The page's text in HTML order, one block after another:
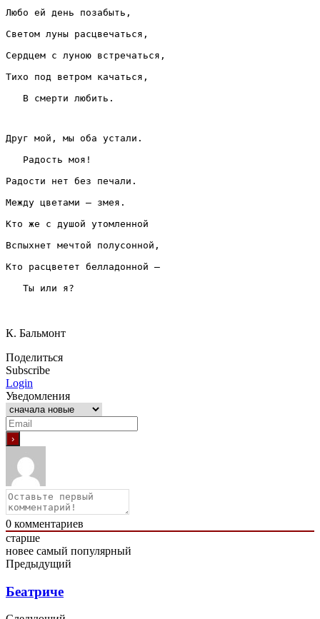
Любо ей день позабыть,
Светом луны расцвечаться,
Сердцем с луною встречаться,
Тихо под ветром качаться,
   В смерти любить.
Друг мой, мы оба устали.
   Радость моя!
Радости нет без печали.
Между цветами — змея.
Кто же с душой утомленной
Вспыхнет мечтой полусонной,
Кто расцветет белладонной —
   Ты или я?
К. Бальмонт
Поделиться
Subscribe
Login
Уведомления
0 комментариев
старше
новее самый популярный
Предыдущий
Беатриче